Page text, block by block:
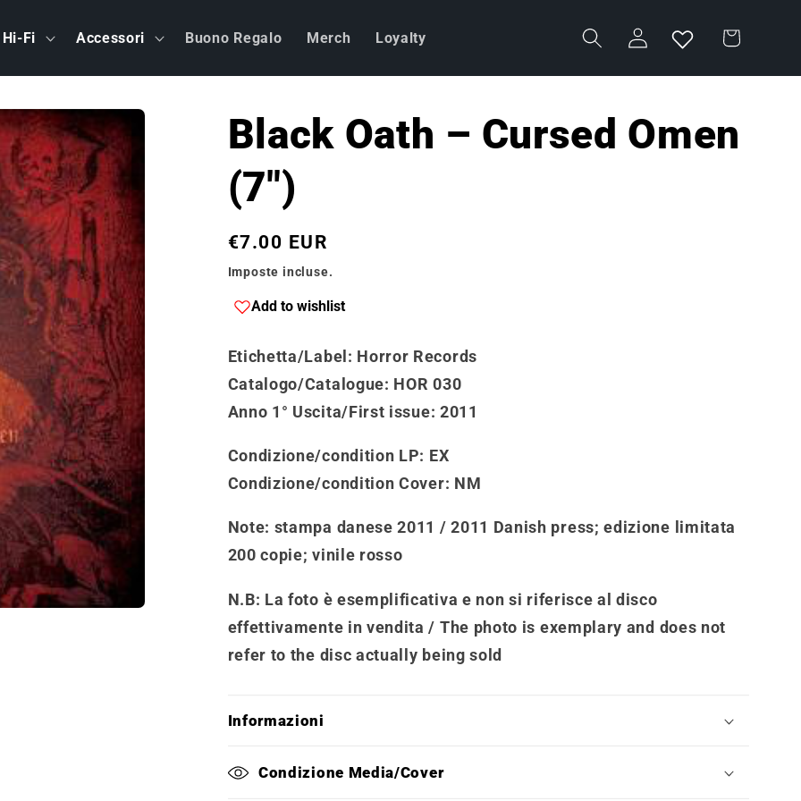
Hi-Fi Accessori Buono Regalo Merch Loyalty Accedi Carrello
Black Oath ‎– Cursed Omen
(7")
Prezzo
di
€7.00 EUR
Imposte incluse.
Add to wishlist
Etichetta/Label: Horror Records
Catalogo/Catalogue: HOR 030
Anno 1° Uscita/First issue: 2011
Condizione/condition LP: EX
Condizione/condition Cover: NM
Note: stampa danese 2011 / 2011 Danish press; edizione limitata
200 copie; vinile rosso
N.B: La foto è esemplificativa e non si riferisce al disco
effettivamente in vendita / The photo is exemplary and does not
refer to the disc actually being sold
Informazioni
Condizione Media/Cover